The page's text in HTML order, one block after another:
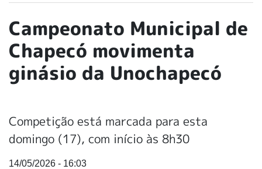
Campeonato Municipal de
Chapecó movimenta
ginásio da Unochapecó
Competição está marcada para esta
domingo (17), com início às 8h30
14/05/2026 - 16:03